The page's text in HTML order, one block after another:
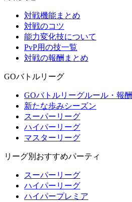
対戦機能まとめ
対戦のコツ
能力変化技について
PvP用の技一覧
対戦の報酬まとめ
GOバトルリーグ
GOバトルリーグルール・報酬
新たな歩みシーズン
スーパーリーグ
ハイパーリーグ
マスターリーグ
リーグ別おすすめパーティ
スーパーリーグ
ハイパーリーグ
ハイパープレミア